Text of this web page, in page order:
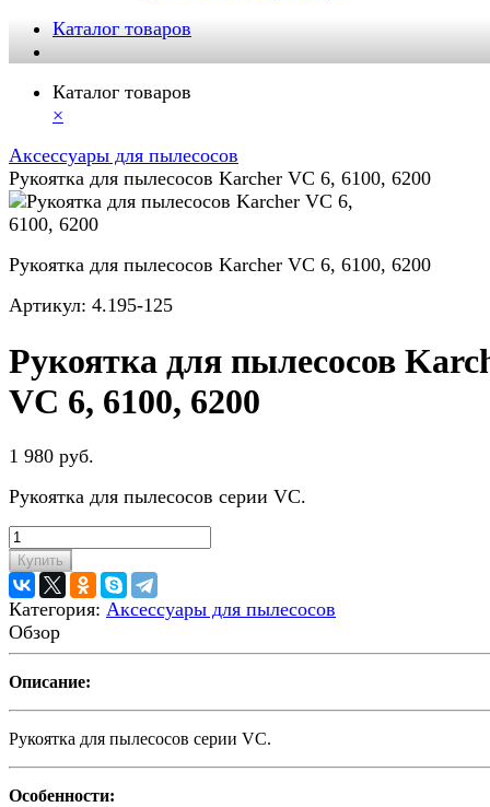
Каталог товаров
Каталог товаров
×
Аксессуары для пылесосов
Рукоятка для пылесосов Karcher VC 6, 6100, 6200
Рукоятка для пылесосов Karcher VC 6, 6100, 6200
Артикул: 4.195-125
Рукоятка для пылесосов
VC 6, 6100, 6200
1 980 руб.
Рукоятка для пылесосов серии VC.
Купить
Категория: Аксессуары для пылесосов
Обзор
Описание:
Рукоятка для пылесосов серии VC.
Особенности: